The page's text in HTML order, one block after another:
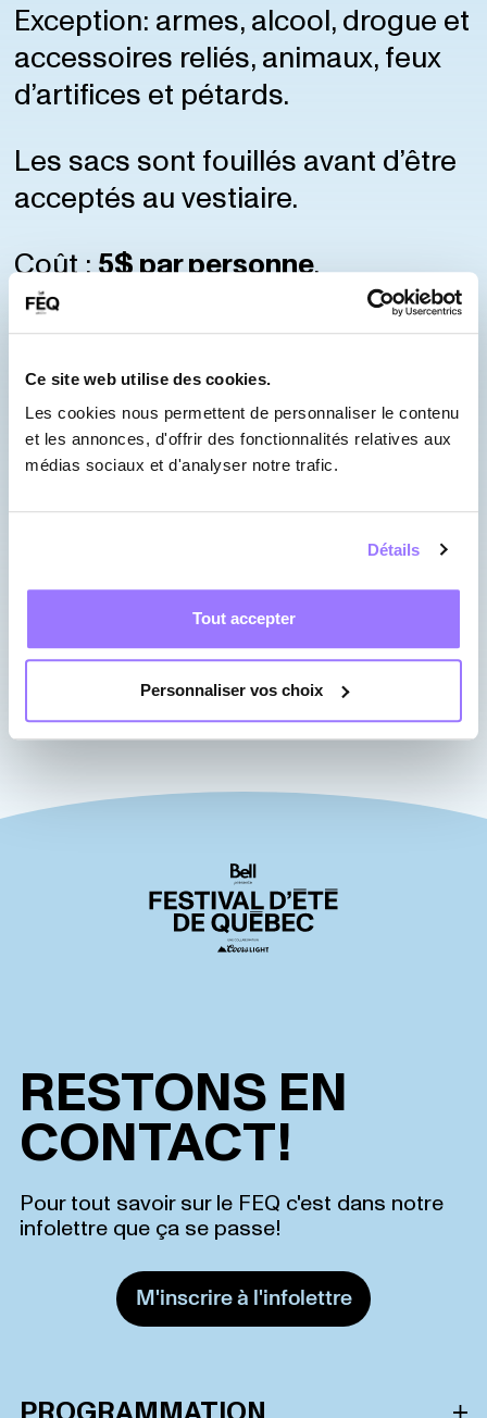
Ce site web utilise des cookies.
Les cookies nous permettent de personnaliser le contenu
et les annonces, d'offrir des fonctionnalités relatives aux
médias sociaux et d'analyser notre trafic.
Détails
Tout accepter
Personnaliser vos choix
Exception: armes, alcool, drogue et
accessoires reliés, animaux, feux
d’artifices et pétards.
Les sacs sont fouillés avant d’être
acceptés au vestiaire.
Coût :5$ par personne.
Autres vestiaires disponibles :
Entrée de la Scène Bell des
plaines d'Abraham (Croix du
Sacrifice)
Entrée de la Scène Bell des
plaines d'Abraham (Cap Blanc)
À l'intérieur du Manège militaire
Sur la terrasse du Manège
militaire
RESTONS EN
CONTACT!
Pour tout savoir sur le FEQ c'est dans notre
infolettre que ça se passe!
M'inscrire à l'infolettre